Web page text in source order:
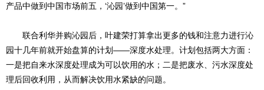
产品中做到中国市场前五，‘沁园’做到中国第一。”
联合利华并购沁园后，叶建荣打算拿出更多的钱和注意力进行沁
园十几年前就开始盘算的计划——深度水处理。计划包括两大方面：
一是把自来水深度处理成为可以饮用的水；二是把废水、污水深度处
理后回收利用，从而解决饮用水紧缺的问题。